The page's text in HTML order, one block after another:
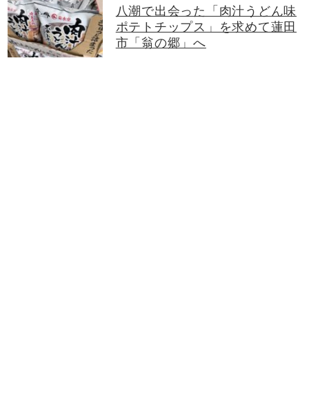
八潮で出会った「肉汁うどん味
ポテトチップス」を求めて蓮田
市「翁の郷」へ